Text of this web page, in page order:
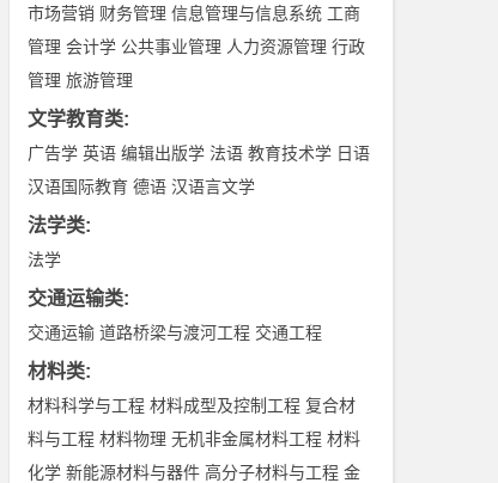
市场营销 财务管理 信息管理与信息系统 工商
管理 会计学 公共事业管理 人力资源管理 行政
管理 旅游管理
文学教育类:
广告学 英语 编辑出版学 法语 教育技术学 日语
汉语国际教育 德语 汉语言文学
法学类:
法学
交通运输类:
交通运输 道路桥梁与渡河工程 交通工程
材料类:
材料科学与工程 材料成型及控制工程 复合材
料与工程 材料物理 无机非金属材料工程 材料
化学 新能源材料与器件 高分子材料与工程 金